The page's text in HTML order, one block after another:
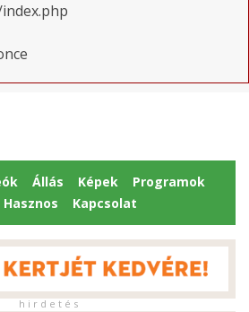
Állás Képek
Programok
Hasznos Kapcsolat
h i r d e t é s